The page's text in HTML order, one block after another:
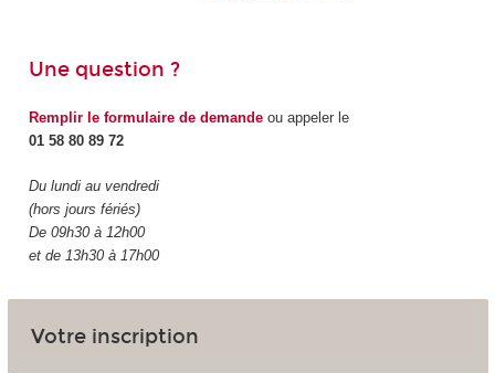
Une question ?
Remplir le formulaire de demandeou appeler le
01 58 80 89 72
Du lundi au vendredi
(hors jours fériés)
De 09h30 à 12h00
et de 13h30 à 17h00
Votre inscription